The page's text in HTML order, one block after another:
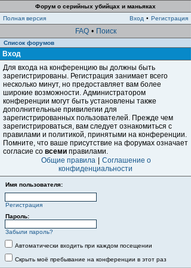
Форум о серийных убийцах и маньяках
Полная версия
Вход • Регистрация
FAQ • Поиск
Список форумов
Вход
Для входа на конференцию вы должны быть
зарегистрированы. Регистрация занимает всего
несколько минут, но предоставляет вам более
широкие возможности. Администратором
конференции могут быть установлены также
дополнительные привилегии для
зарегистрированных пользователей. Прежде чем
зарегистрироваться, вам следует ознакомиться с
правилами и политикой, принятыми на конференции.
Помните, что ваше присутствие на форумах означает
согласие со всеми правилами.
Общие правила
Соглашение о
конфиденциальности
Имя пользователя:
Регистрация
Пароль:
Забыли пароль?
Автоматически входить при каждом посещении
Скрыть моё пребывание на конференции в этот раз